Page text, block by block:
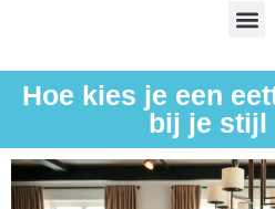
Hoe kies je een
bij je stijl